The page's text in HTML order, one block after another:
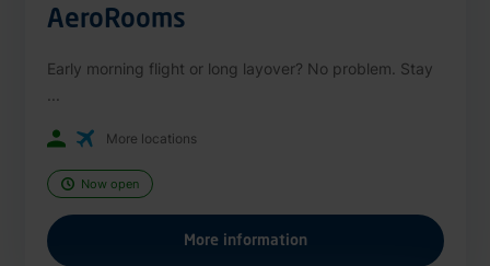
AeroRooms
Early morning flight or long layover? No problem. Stay
More locations
Now open
More information